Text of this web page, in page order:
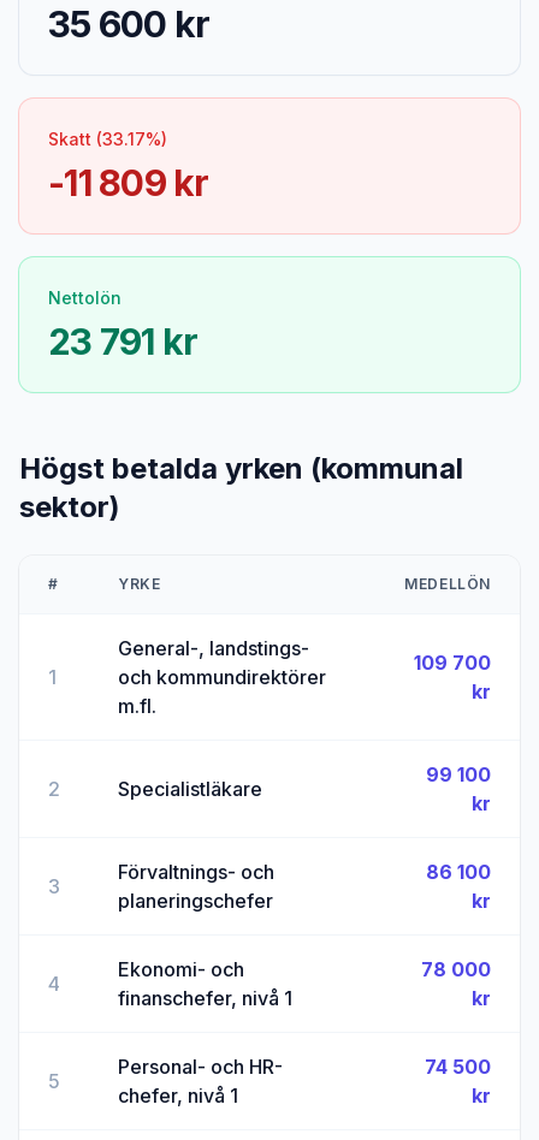
35 600 kr
Skatt (33.17%)
-11 809 kr
Nettolön
23 791 kr
Högst betalda yrken (kommunal
sektor)
# YRKE MEDELLÖN
1
General-, landstings-
och kommundirektörer
m.fl.
109 700
kr
2 Specialistläkare
99 100
kr
3
Förvaltnings- och
planeringschefer
86 100
kr
4
Ekonomi- och
finanschefer, nivå 1
78 000
kr
5
Personal- och HR-
chefer, nivå 1
74 500
kr